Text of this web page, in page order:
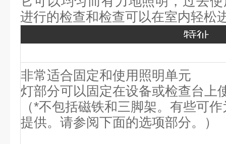
进行的检查和检查可以在室内轻松
特征
非常适合固定和使用照明单元
灯部分可以固定在设备或检查台上
（*不包括磁铁和三脚架。有些可
提供。请参阅下面的选项部分。）